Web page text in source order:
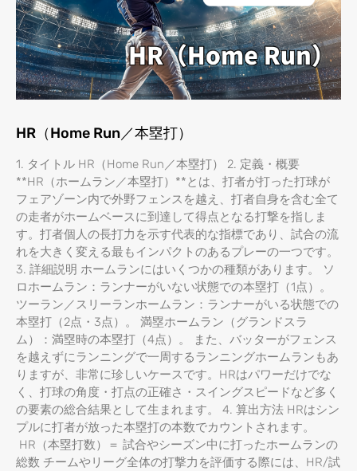
HR（Home Run／本塁打）
1. タイトル HR（Home Run／本塁打） 2. 定義・概要
**HR（ホームラン／本塁打）**とは、打者が打った打球が
フェアゾーン内で外野フェンスを越え、打者自身を含む全て
の走者がホームベースに到達して得点となる打撃を指しま
す。打者個人の長打力を示す代表的な指標であり、試合の流
れを大きく変える最もインパクトのあるプレーの一つです。
3. 詳細説明 ホームランにはいくつかの種類があります。 ソ
ロホームラン：ランナーがいない状態での本塁打（1点）。
ツーラン／スリーランホームラン：ランナーがいる状態での
本塁打（2点・3点）。 満塁ホームラン（グランドスラ
ム）：満塁時の本塁打（4点）。 また、バッターがフェンス
を越えずにランニングで一周するランニングホームランもあ
りますが、非常に珍しいケースです。HRはパワーだけでな
く、打球の角度・打点の正確さ・スイングスピードなど多く
の要素の総合結果として生まれます。 4. 算出方法 HRはシン
プルに打者が放った本塁打の本数でカウントされます。
HR（本塁打数）＝ 試合やシーズン中に打ったホームランの
総数 チームやリーグ全体の打撃力を評価する際には、HR/試